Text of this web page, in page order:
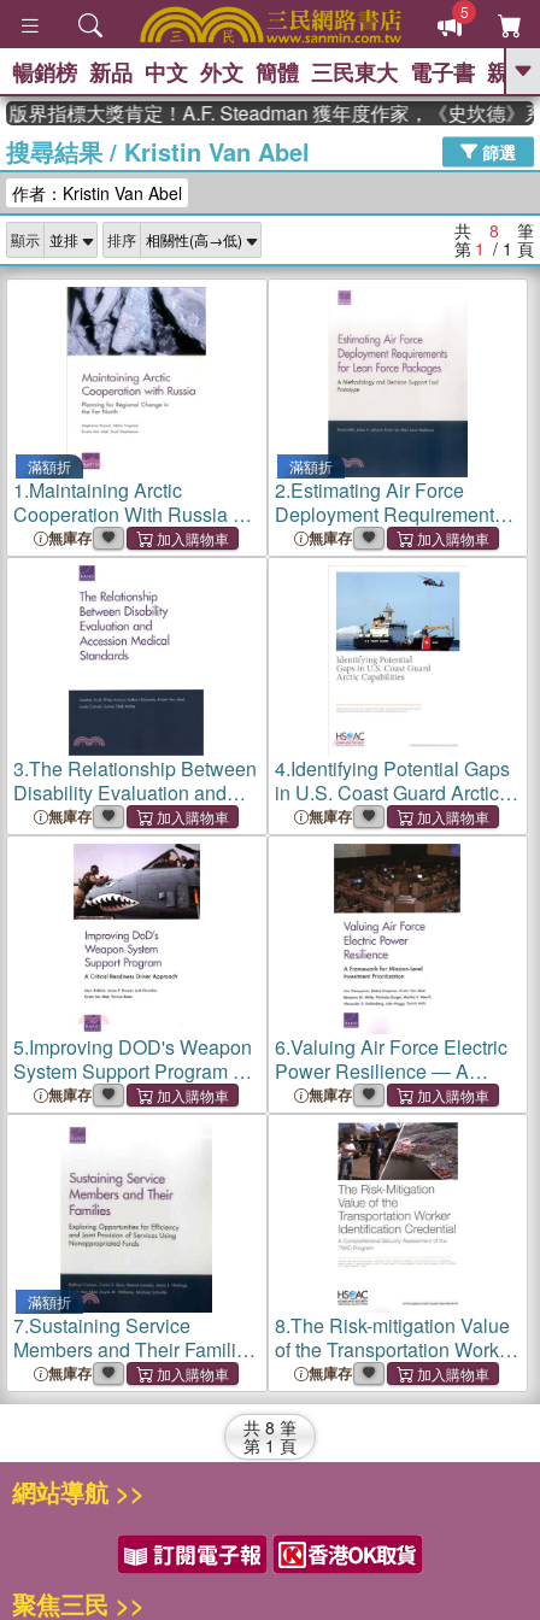
5
GO
熱搜： 東野圭吾 高希均教授回憶錄
、 The Odyssey 、 父親節 、 花開錦
李登輝時代 、 數學女孩：黎曼猜想
、
如果歷史是一
群喵 、 臺灣漫遊錄
暢銷榜 新品 中文 外文 簡體 三民東大 電子書 親子
界指標大獎肯定！A.F. Steadman 獲年度作家，《史坎德》
搜尋結果/ Kristin Van Abel
篩選
作者：Kristin Van Abel
顯示 排序 共 8 筆
第 1 / 1 頁
滿額折
1.Maintaining Arctic
Cooperation With Russia ─
Planning for Regional
Change in the Far North
無庫存
滿額折
2.Estimating Air Force
Deployment Requirements
for Lean Force Packages ―
A Methodology and
Decision Support Tool
無庫存
3.The Relationship Between
Disability Evaluation and
Accession Medical
Standards
無庫存
4.Identifying Potential Gaps
in U.S. Coast Guard Arctic
Capabilities
無庫存
5.Improving DOD's Weapon
System Support Program ―
A Critical Readiness Driver
Approach
無庫存
6.Valuing Air Force Electric
Power Resilience ― A
Framework for Mission-level
Investment Prioritization
無庫存
滿額折
7.Sustaining Service
Members and Their Families
― Exploring Opportunities
for Efficiency and Joint
Provision of Services Using
無庫存
8.The Risk-mitigation Value
of the Transportation Worker
Identification Credential ― A
Comprehensive Security
Assessment of the Twic
Program
無庫存
共 8 筆
第 1 頁
網站導航 >>
聚焦三民 >>